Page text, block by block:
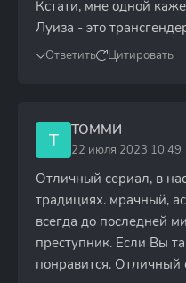
Кстати, мне одной
Луиза - это
Ответить Цитировать
Т ТОММИ
22 июля 2023 10:49
Отличный сериал, в
традициях. мрачный,
всегда до последней
преступник. Если Вы
понравится. Отличный